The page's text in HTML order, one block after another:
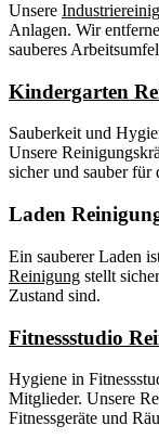
Unsere
Anlagen. Wir
sauberes
Kindergarten
Sauberkeit und
Unsere
sicher und sauber für
Laden
Ein sauberer Laden
Reinigung stellt
Zustand sind.
Fitnessstudio
Hygiene in
Mitglieder. Unsere
Fitnessgeräte und